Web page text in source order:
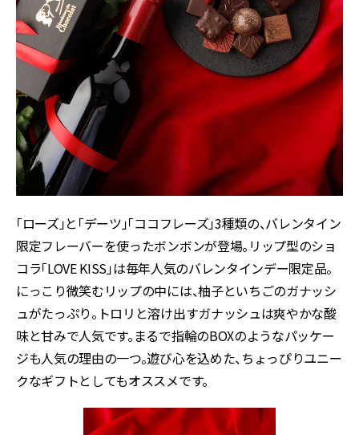
「ローズ」と「デーツ」「ココフレーズ」3種類の、バレンタイン
限定フレーバーを使ったボンボンが登場。リップ型のショ
コラ「LOVE KISS」は毎年人気のバレンタインデー限定品。
にっこり微笑むリップの中には、柚子といちごのガナッシ
ュがたっぷり。トロリと溶け出すガナッシュは爽やかな酸
味と甘みで人気です。まるで指輪のBOXのようなパッケー
ジも人気の理由の一つ。遊び心を込めた、ちょっぴりユニー
クなギフトとしてもオススメです。